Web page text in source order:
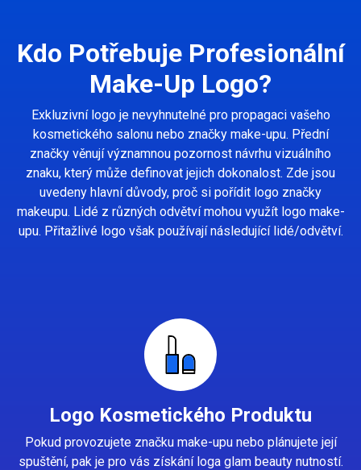
Kdo Potřebuje Profesionální
Make-Up Logo?
Exkluzivní logo je nevyhnutelné pro propagaci vašeho
kosmetického salonu nebo značky make-upu. Přední
značky věnují významnou pozornost návrhu vizuálního
znaku, který může definovat jejich dokonalost. Zde jsou
uvedeny hlavní důvody, proč si pořídit logo značky
makeupu. Lidé z různých odvětví mohou využít logo make-
upu. Přitažlivé logo však používají následující lidé/odvětví.
Logo Kosmetického Produktu
Pokud provozujete značku make-upu nebo plánujete její
spuštění, pak je pro vás získání loga glam beauty nutností.